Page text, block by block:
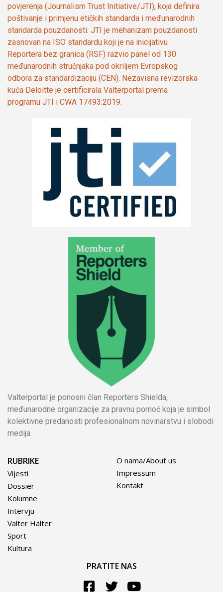
povjerenja (Journalism Trust Initiative/JTI), koja definira
poštivanje i primjenu etičkih standarda i međunarodnih
standarda pouzdanosti. JTI je mehanizam pouzdanosti
zasnovan na ISO standardu koji je na inicijativu
Reportera bez granica (RSF) razvio panel od 130
međunarodnih stručnjaka pod okriljem Evropskog
odbora za standardizaciju (CEN). Nezavisna revizorska
kuća Deloitte je certificirala Valterportal prema
programu JTI i CWA 17493:2019.
Valterportal je ponosni član Reporters Shielda,
međunarodne organizacije za pravnu pomoć koja je simbol
kolektivne predanosti profesionalnom novinarstvu i slobodi
medija.
RUBRIKE
Vijesti
Dossier
Kolumne
Intervju
Valter Halter
Sport
Kultura
O nama/About us
Impressum
Kontakt
PRATITE NAS